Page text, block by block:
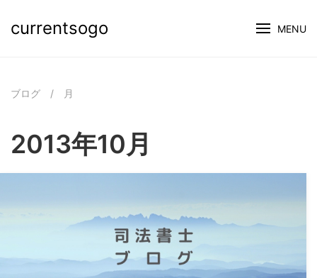
currentsogo MENU
ブログ / 月
2013年10月